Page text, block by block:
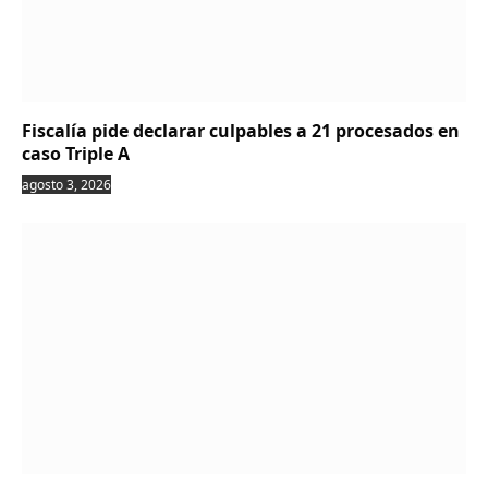
Fiscalía pide declarar culpables a 21 procesados en
caso Triple A
agosto 3, 2026